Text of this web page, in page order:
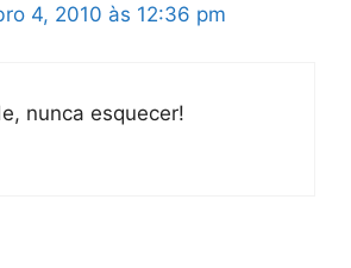
4, 2010 às 12:36 pm
nunca esquecer!